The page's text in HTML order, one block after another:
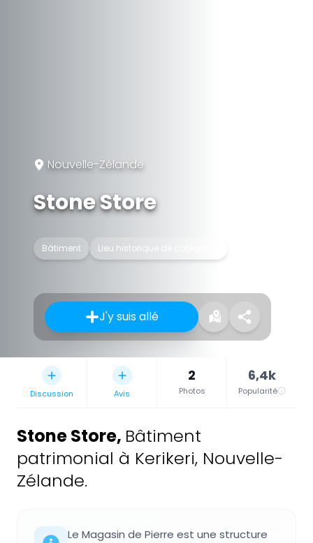
Nouvelle-Zélande
Stone Store
Bâtiment Lieu historique de catégorie I
J'y suis allé
Discussion Avis
2
Photos
6,4k
Popularité
Stone Store, Bâtiment
patrimonial à Kerikeri, Nouvelle-
Zélande.
Le Magasin de Pierre est une structure